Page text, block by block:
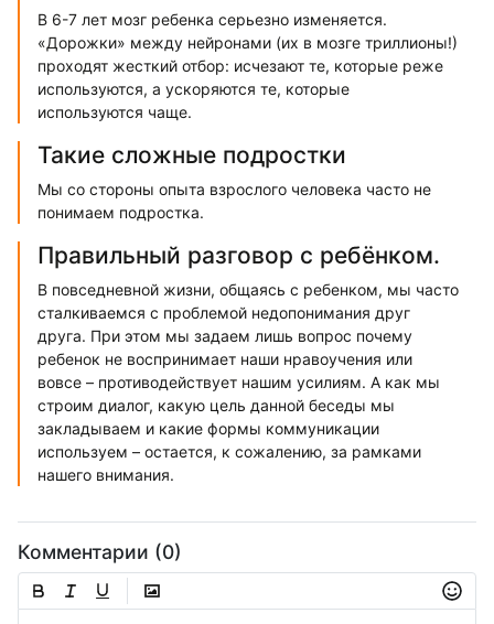
В 6-7 лет мозг ребенка серьезно изменяется.
«Дорожки» между нейронами (их в мозге триллионы!)
проходят жесткий отбор: исчезают те, которые реже
используются, а ускоряются те, которые
используются чаще.
Такие сложные подростки
Мы со стороны опыта взрослого человека часто не
понимаем подростка.
Правильный разговор с ребёнком.
В повседневной жизни, общаясь с ребенком, мы часто
сталкиваемся с проблемой недопонимания друг
друга. При этом мы задаем лишь вопрос почему
ребенок не воспринимает наши нравоучения или
вовсе – противодействует нашим усилиям. А как мы
строим диалог, какую цель данной беседы мы
закладываем и какие формы коммуникации
используем – остается, к сожалению, за рамками
нашего внимания.
Комментарии (0)